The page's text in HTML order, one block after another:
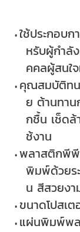
ใช้ประกอบ
หรับผู้กำลั
คคลผู้สนใ
คุณสมบัติทน
ย ต้านทาน
กชื้น เช็ดล้
ช้งาน
พลาสติกพีพี
พิมพ์ด้วยร
น สีสวยงา
ขนาดโปสเ
แผ่นพิมพ์พ